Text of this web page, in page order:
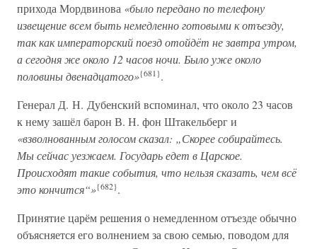
прихода Мордвинова «было передано по телефону
извещение всем быть немедленно готовыми к отъезду,
так как императорский поезд отойдёт не завтра утром,
а сегодня же около 12 часов ночи. Было уже около
половины двенадцатого»{681}.
Генерал Д. Н. Дубенский вспоминал, что около 23 часов
к нему зашёл барон В. Н. фон Штакельберг и
«взволнованным голосом сказал: „Скорее собирайтесь.
Мы сейчас уезжаем. Государь едет в Царское.
Происходят такие события, что нельзя сказать, чем всё
это кончится“»{682}.
Принятие царём решения о немедленном отъезде обычно
объясняется его волнением за свою семью, поводом для